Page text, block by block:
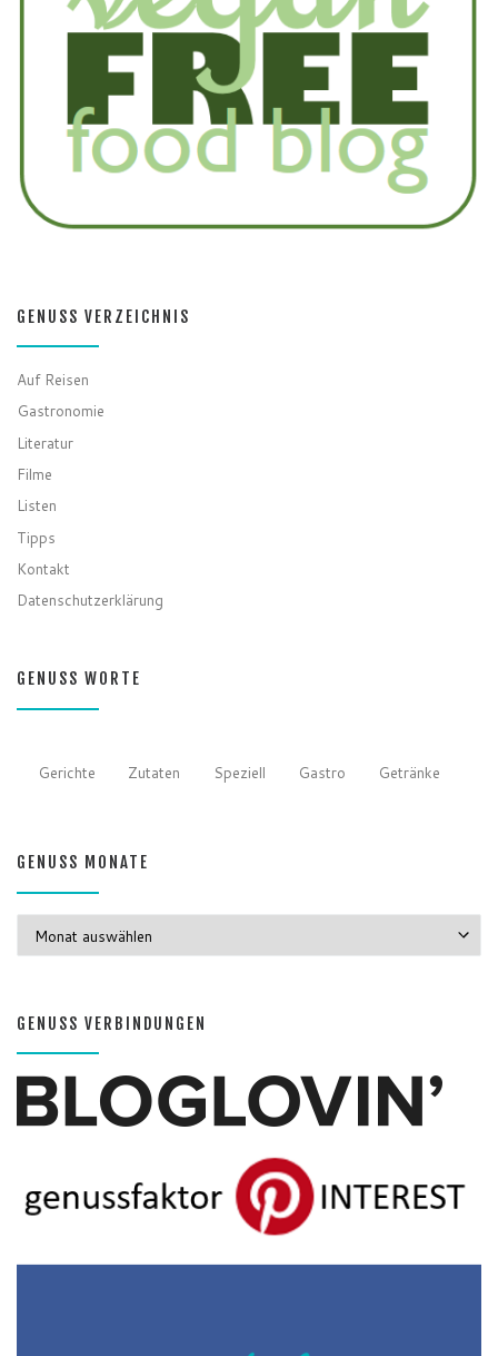
GENUSS VERZEICHNIS
Auf Reisen
Gastronomie
Literatur
Filme
Listen
Tipps
Kontakt
Datenschutzerklärung
GENUSS WORTE
Gerichte Zutaten Speziell Gastro Getränke
GENUSS MONATE
GENUSS VERBINDUNGEN